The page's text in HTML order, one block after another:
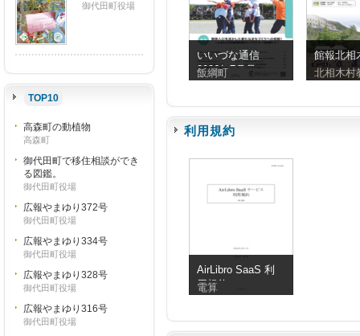
御代田町役場
TOP10
高森町の動植物
高森町
御代田町で移住相談ができ
る図鑑。
御代田町役場
広報やまゆり372号
御代田町役場
広報やまゆり334号
御代田町役場
広報やまゆり328号
御代田町役場
広報やまゆり316号
御代田町役場
いいづな通信
2026年7月号
飯綱町
館報北相
北相木村
利用規約
AirLibro SaaS 利
用規約
電算